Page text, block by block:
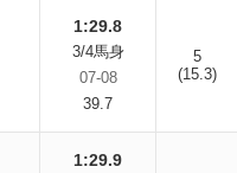
1:29.8
3/4馬身
07-08
39.7
5
(15.3)
1:29.9